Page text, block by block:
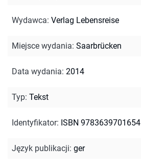
Wydawca: Verlag Lebensreise
Miejsce wydania: Saarbrücken
Data wydania: 2014
Typ: Tekst
Identyfikator: ISBN 9783639701654
Język publikacji: ger